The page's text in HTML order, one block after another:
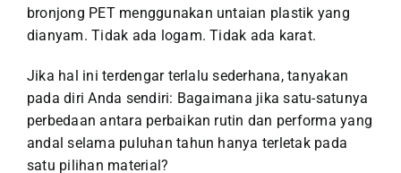
bronjong PET menggunakan untaian plastik yang
dianyam. Tidak ada logam. Tidak ada karat.
Jika hal ini terdengar terlalu sederhana, tanyakan
pada diri Anda sendiri: Bagaimana jika satu-satunya
perbedaan antara perbaikan rutin dan performa yang
andal selama puluhan tahun hanya terletak pada
satu pilihan material?